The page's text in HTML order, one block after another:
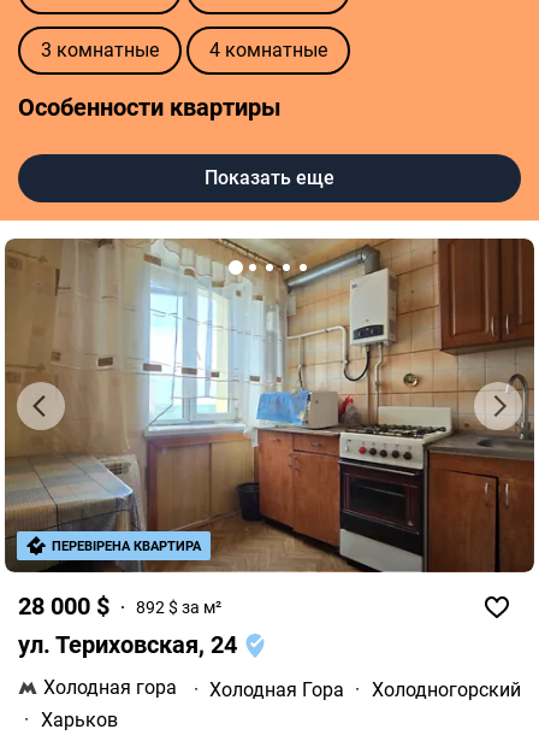
3 комнатные 4 комнатные
Особенности квартиры
С ремонтом
Показать еще
28 000 $ 892 $ за м²
ул. Териховская, 24
Холодная гора · Холодная Гора · Холодногорский
· Харьков
ПЕРЕВІРЕНА КВАРТИРА